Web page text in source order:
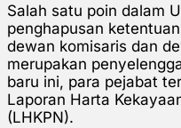
Salah satu poin dalam
penghapusan
dewan komisaris dan
merupakan
baru ini, para pejabat
Laporan Harta
(LHKPN).